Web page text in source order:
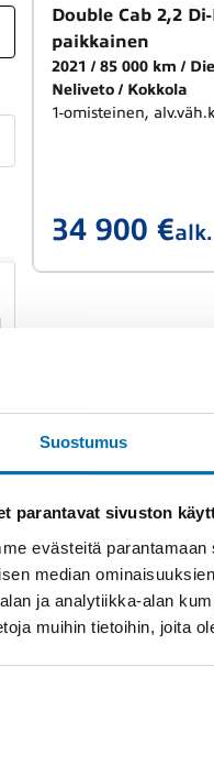
Suostumus
parantavat sivuston
evästeitä
median
ja analytiikka-alan
muihin tietoihin, joita
Double Cab 2,2
paikkainen
2021 85 000 km
Neliveto
Kokkola
1-omisteinen,
34 900 €alk.